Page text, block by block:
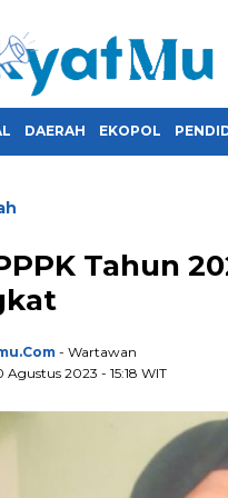
DAERAH EKOPOL
Tahun
- Wartawan
Agustus 2023 - 15:18 WIT